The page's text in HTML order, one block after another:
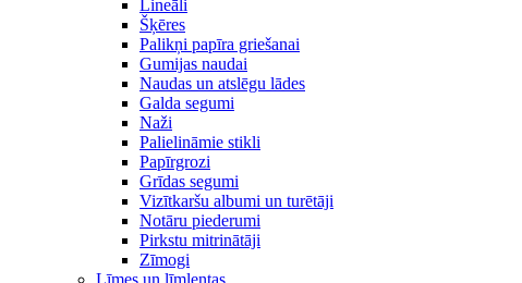
Lineāli
Šķēres
Palikņi papīra griešanai
Gumijas naudai
Naudas un atslēgu lādes
Galda segumi
Naži
Palielināmie stikli
Papīrgrozi
Grīdas segumi
Vizītkaršu albumi un turētāji
Notāru piederumi
Pirkstu mitrinātāji
Zīmogi
Līmes un līmlentas